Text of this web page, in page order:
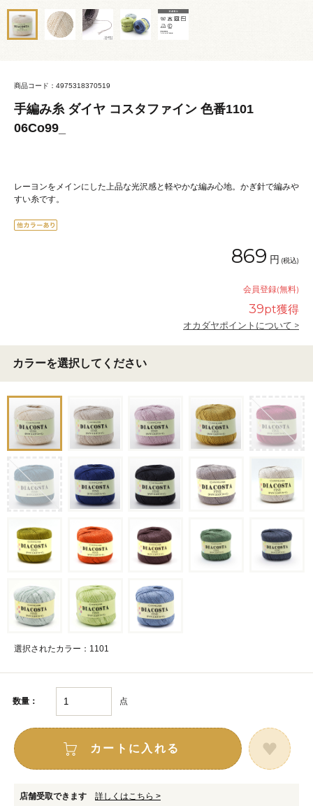
商品コード：4975318370519
手編み糸 ダイヤ コスタファイン 色番1101
06Co99_
レーヨンをメインにした上品な光沢感と軽やかな編み心地。かぎ針で編みや
すい糸です。
869 円 (税込)
会員登録(無料)
39pt獲得
オカダヤポイントについて >
カラーを選択してください
選択されたカラー：1101
数量： 点
カートに入れる
店舗受取できます 詳しくはこちら >